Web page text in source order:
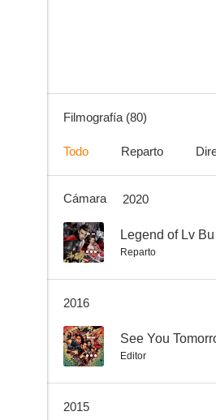
6.8
Filmografía (80)
Todo Reparto
Cámara 2020
-- Legend of Lv Bu
Reparto
2016
-- See You
Editor
2015